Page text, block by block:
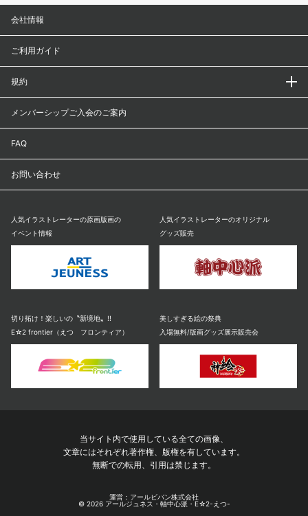
人気イラストレーターの原画版画の
イベント情報
人気イラストレーターのオリジナル
グッズ販売
切り拓け！楽しいの〝新境地〟!!
E☆2 frontier（えつ フロンティア）
美しすぎる絵の祭典
入場無料/版画グッズ展示販売会
会社情報
ご利用ガイド
規約
メンバーシップご入会のご案内
FAQ
お問い合わせ
当サイト内で使用している全ての画像、
文章にはそれぞれ著作権、版権を有しています。
無断での転用、引用は禁じます。
運営：アールビバン株式会社
© 2026 アールジュネス・軸中心派・E☆2-えつ-